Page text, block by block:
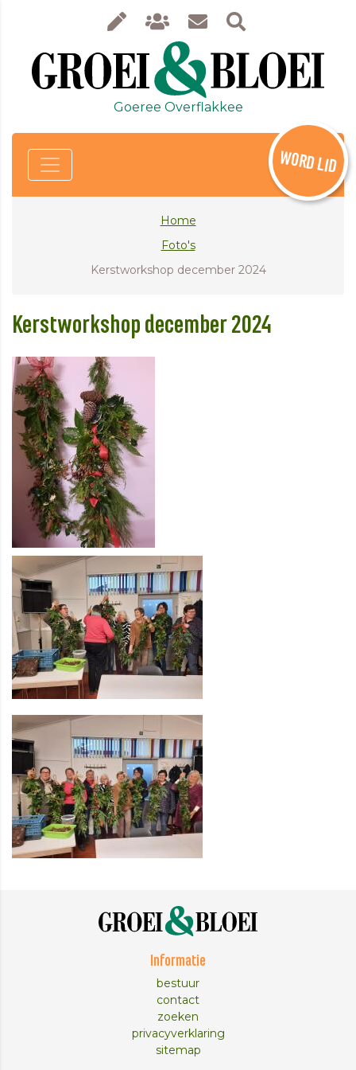
Goeree Overflakkee
WORD LID
Home
Foto's
Kerstworkshop december 2024
Kerstworkshop december 2024
Informatie
bestuur
contact
zoeken
privacyverklaring
sitemap